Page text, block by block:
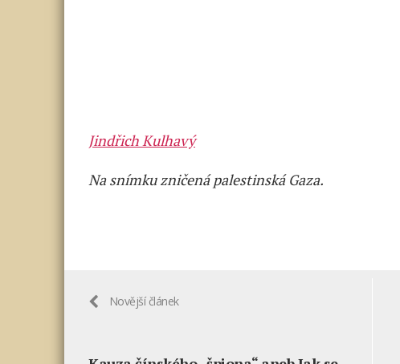
Jindřich Kulhavý
Na snímku zničená palestinská Gaza.
Novější článek